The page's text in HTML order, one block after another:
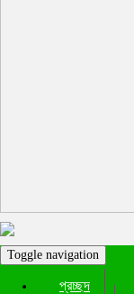
Toggle navigation
প্রচ্ছদ